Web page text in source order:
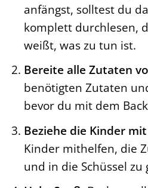
anfängst, solltest du
komplett durchlesen,
weißt, was zu tun ist.
Bereite alle Zutaten
benötigten Zutaten
bevor du mit dem
Beziehe die Kinder
Kinder mithelfen, die
und in die Schüssel zu